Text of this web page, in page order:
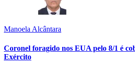
Manoela Alcântara
Coronel foragido nos EUA pelo 8/1 é
Exército